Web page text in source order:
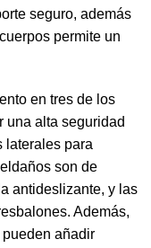
seguro, además
permite un
en tres de los
una alta seguridad
laterales para
son de
antideslizante, y las
Además,
añadir